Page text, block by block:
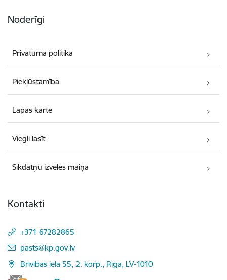
Noderīgi
Privātuma politika
Piekļūstamība
Lapas karte
Viegli lasīt
Sīkdatņu izvēles maiņa
Kontakti
+371 67282865
E-pasts:
pasts@kp.gov.lv
Brīvības iela 55, 2. korp., Rīga, LV-1010